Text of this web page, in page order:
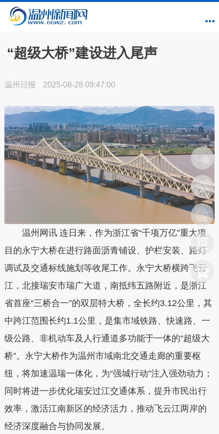
“超级大桥”建设进入尾声
温州日报 2025-08-28 09:47:00
温州网讯 连日来，作为浙江省“千项万亿”重大项
目的永宁大桥在进行路面沥青铺设、护栏安装、路灯
调试及交通标线施划等收尾工作。永宁大桥横跨飞云
江，北接瑞安市瑞广大道，南抵纬五路附近，是浙江
省首座“三桥合一”的双层特大桥，全长约3.12公里，其
中跨江范围长约1.1公里，是集市域铁路、快速路、一
级公路、非机动车及人行通道多功能于一体的“超级大
桥”。永宁大桥作为温州市域南北交通走廊的重要枢
纽，将加速温瑞一体化，为“强城行动”注入强劲动力；
同时将进一步优化瑞安过江交通体系，提升市民出行
效率，激活江南新区的经济活力，推动飞云江两岸的
经济深度融合与协同发展。